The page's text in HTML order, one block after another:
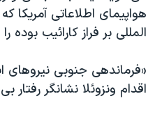
تریبونال مردمی آبان ۹۸
چهل سال گروگان‌گیری
قانون شفافیت دارائی کادر
هواپیمای اطلاعاتی آمریکا
المللی بر فراز کارائیب
«فرماندهی جنوبی نیروهای
اقدام ونزوئلا نشانگر